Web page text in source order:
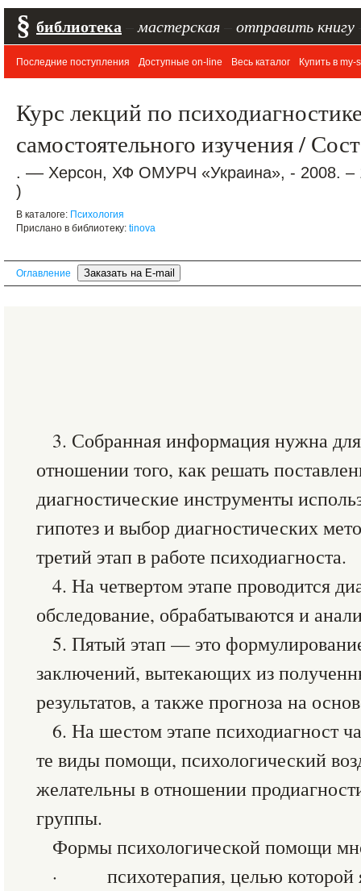
§ библиотека мастерская отправить книгу
Последние поступления Доступные on-line Весь каталог Купить в my-
Курс лекций по
самостоятельного изучения /
. –– Херсон, ХФ ОМУРЧ «Украина», - 2008.
)
В каталоге: Психология
Прислано в библиотеку: tinova
Оглавление
3. Собранная информация нужна
отношении того, как решать
диагностические инструменты
гипотез и выбор диагностических
третий этап в работе психодиагноста.
4. На четвертом этапе проводится
обследование, обрабатываются и
5. Пятый этап — это
заключений, вытекающих из
результатов, а также прогноза на
6. На шестом этапе психодиагност
те виды помощи, психологический
желательны в отношении
группы.
Формы психологической помощи
· психотерапия, целью которой